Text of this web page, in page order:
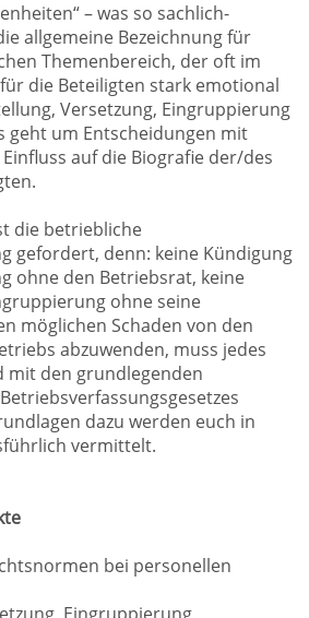
– was so sachlich-
allgemeine Bezeichnung für
Themenbereich, der oft im
die Beteiligten stark emotional
Versetzung, Eingruppierung
geht um Entscheidungen mit
auf die Biografie der/des
die betriebliche
gefordert, denn: keine Kündigung
ohne den Betriebsrat, keine
ohne seine
möglichen Schaden von den
abzuwenden, muss jedes
mit den grundlegenden
dazu werden euch in
vermittelt.
bei personellen